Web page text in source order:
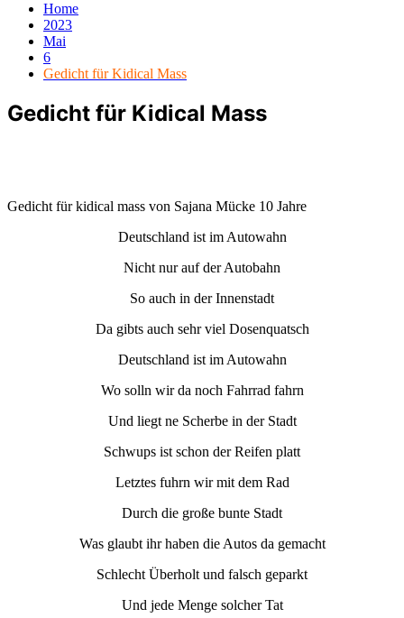
Home
2023
Mai
6
Gedicht für Kidical Mass
Gedicht für Kidical Mass
Gedicht für kidical mass von Sajana Mücke 10 Jahre
Deutschland ist im Autowahn
Nicht nur auf der Autobahn
So auch in der Innenstadt
Da gibts auch sehr viel Dosenquatsch
Deutschland ist im Autowahn
Wo solln wir da noch Fahrrad fahrn
Und liegt ne Scherbe in der Stadt
Schwups ist schon der Reifen platt
Letztes fuhrn wir mit dem Rad
Durch die große bunte Stadt
Was glaubt ihr haben die Autos da gemacht
Schlecht Überholt und falsch geparkt
Und jede Menge solcher Tat